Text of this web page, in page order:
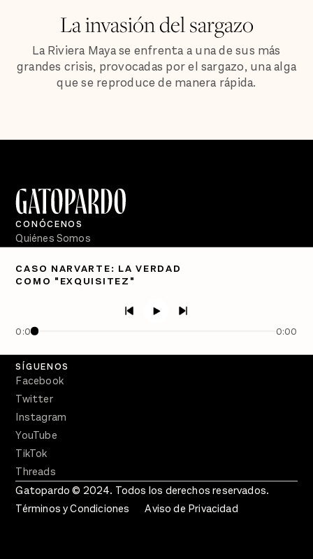
La invasión del sargazo
La Riviera Maya se enfrenta a una de sus más
grandes crisis, provocadas por el sargazo, una alga
que se reproduce de manera rápida.
CASO NARVARTE: LA VERDAD
COMO "EXQUISITEZ"
0:00 0:00
CONÓCENOS
Quiénes Somos
PÓDCASTS
Crecer en Distopía
SÍGUENOS
Facebook
Twitter
Instagram
YouTube
TikTok
Threads
Gatopardo © 2024. Todos los derechos reservados.
Términos y Condiciones
Aviso de Privacidad